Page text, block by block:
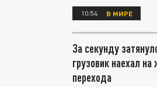
10:54 В МИРЕ
За секунду
грузовик наехал
перехода